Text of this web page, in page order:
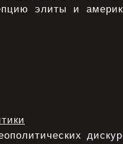
элиты и